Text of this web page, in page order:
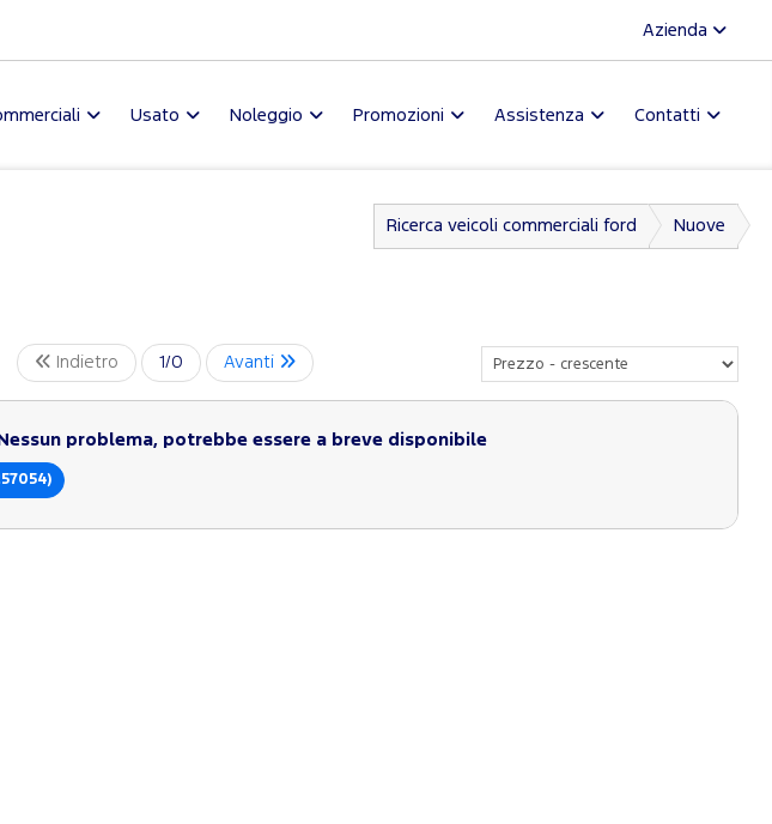
Azienda
Usato Noleggio Promozioni Assistenza Contatti
Ricerca veicoli commerciali ford Nuove
Indietro 1/0 Avanti
Nessun problema, potrebbe essere a breve disponibile